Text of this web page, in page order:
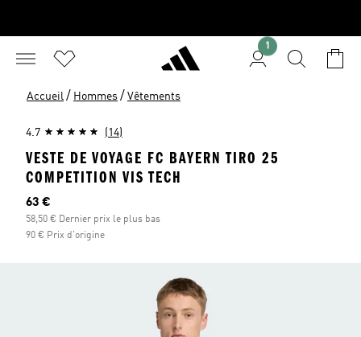
1
Accueil / Hommes / Vêtements
4.7 (14)
VESTE DE VOYAGE FC BAYERN TIRO 25
COMPETITION VIS TECH
Prix actuel
63 €
58,50 € Dernier prix le plus bas
90 € Prix d'origine